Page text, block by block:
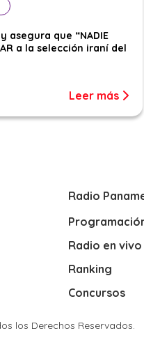
asegura que “NADIE
a la selección iraní del
Leer más
Radio
Radio en vivo
Ranking
Concursos
los Derechos Reservados.